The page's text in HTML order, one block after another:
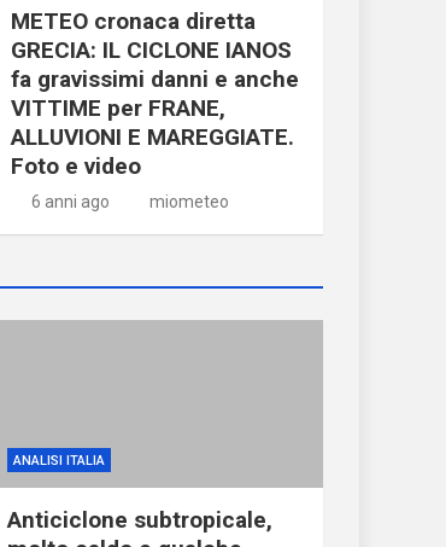
METEO cronaca diretta
GRECIA: IL CICLONE IANOS
fa gravissimi danni e anche
VITTIME per FRANE,
ALLUVIONI E MAREGGIATE.
Foto e video
6 anni ago miometeo
ANALISI ITALIA
Anticiclone subtropicale,